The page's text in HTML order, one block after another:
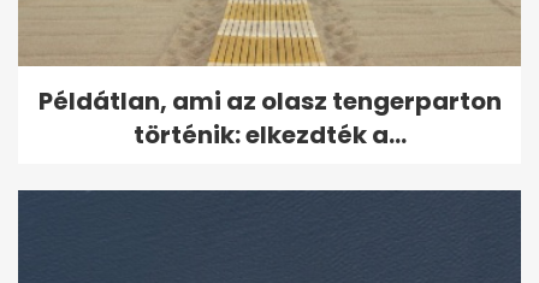
Példátlan, ami az olasz tengerparton
történik: elkezdték a...